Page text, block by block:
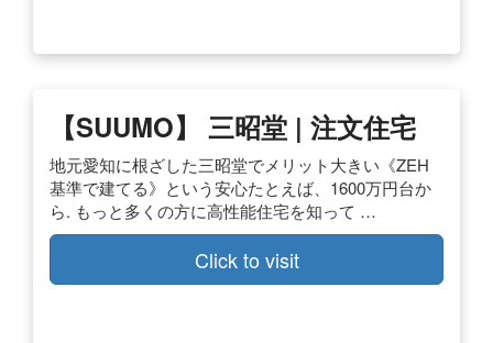
【SUUMO】 三昭堂 | 注文住宅
地元愛知に根ざした三昭堂でメリット大きい《ZEH
基準で建てる》という安心たとえば、1600万円台か
ら. もっと多くの方に高性能住宅を知って …
Click to visit